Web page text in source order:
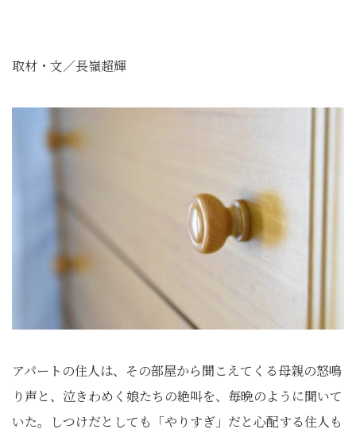
取材・文／長嶺超輝
アパートの住人は、その部屋から聞こえてくる母親の怒鳴
り声と、泣きわめく娘たちの絶叫を、毎晩のように聞いて
いた。しつけだとしても「やりすぎ」だと心配する住人も